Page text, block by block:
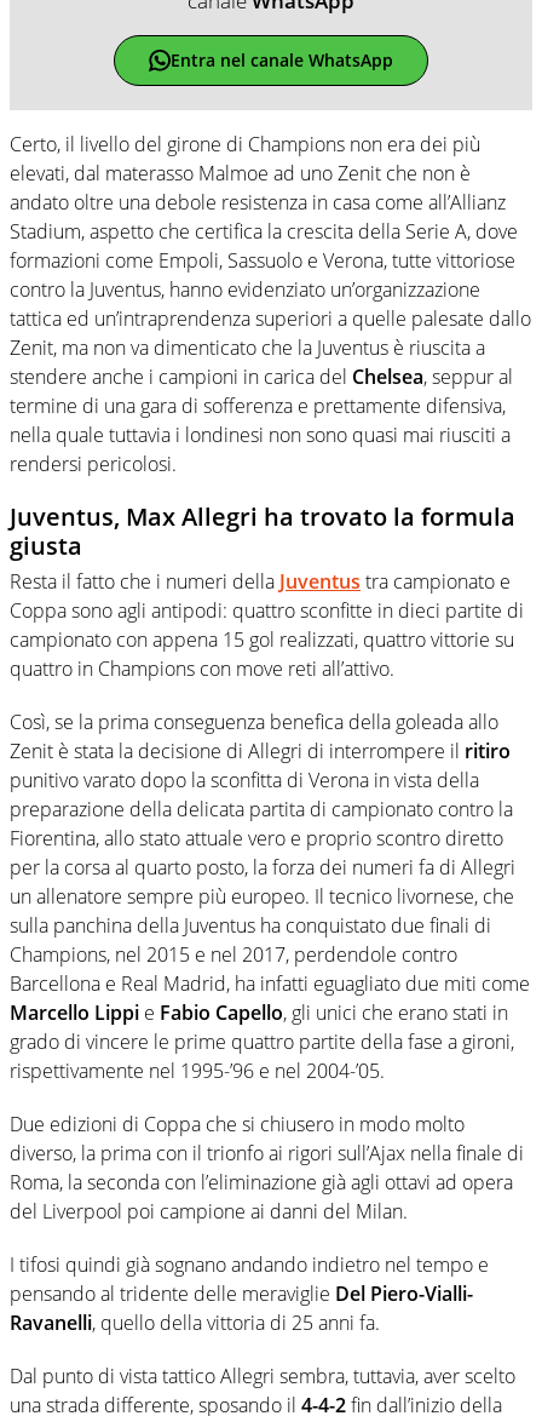
Entra nel canale WhatsApp
Certo, il livello del girone di Champions non era dei più
elevati, dal materasso Malmoe ad uno Zenit che non è
andato oltre una debole resistenza in casa come all’Allianz
Stadium, aspetto che certifica la crescita della Serie A, dove
formazioni come Empoli, Sassuolo e Verona, tutte vittoriose
contro la Juventus, hanno evidenziato un’organizzazione
tattica ed un’intraprendenza superiori a quelle palesate dallo
Zenit, ma non va dimenticato che la Juventus è riuscita a
stendere anche i campioni in carica del Chelsea, seppur al
termine di una gara di sofferenza e prettamente difensiva,
nella quale tuttavia i londinesi non sono quasi mai riusciti a
rendersi pericolosi.
Juventus, Max Allegri ha trovato la formula
giusta
Resta il fatto che i numeri della Juventus tra campionato e
Coppa sono agli antipodi: quattro sconfitte in dieci partite di
campionato con appena 15 gol realizzati, quattro vittorie su
quattro in Champions con move reti all’attivo.
Così, se la prima conseguenza benefica della goleada allo
Zenit è stata la decisione di Allegri di interrompere il ritiro
punitivo varato dopo la sconfitta di Verona in vista della
preparazione della delicata partita di campionato contro la
Fiorentina, allo stato attuale vero e proprio scontro diretto
per la corsa al quarto posto, la forza dei numeri fa di Allegri
un allenatore sempre più europeo. Il tecnico livornese, che
sulla panchina della Juventus ha conquistato due finali di
Champions, nel 2015 e nel 2017, perdendole contro
Barcellona e Real Madrid, ha infatti eguagliato due miti come
Marcello Lippi e Fabio Capello, gli unici che erano stati in
grado di vincere le prime quattro partite della fase a gironi,
rispettivamente nel 1995-’96 e nel 2004-’05.
Due edizioni di Coppa che si chiusero in modo molto
diverso, la prima con il trionfo ai rigori sull’Ajax nella finale di
Roma, la seconda con l’eliminazione già agli ottavi ad opera
del Liverpool poi campione ai danni del Milan.
I tifosi quindi già sognano andando indietro nel tempo e
pensando al tridente delle meraviglie Del Piero-Vialli-
Ravanelli, quello della vittoria di 25 anni fa.
Dal punto di vista tattico Allegri sembra, tuttavia, aver scelto
una strada differente, sposando il 4-4-2fin dall’inizio della